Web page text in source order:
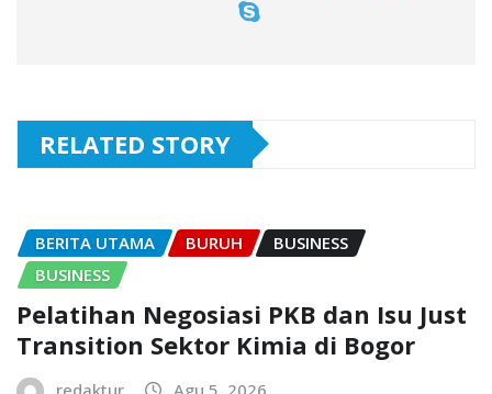
RELATED STORY
BERITA UTAMA BURUH
BUSINESS
BUSINESS
Pelatihan Negosiasi PKB dan Isu Just
Transition Sektor Kimia di Bogor